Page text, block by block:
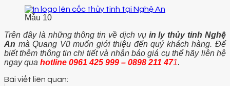
Mẫu 10
Trên đây là những thông tin về dịch vụ in ly thủy tinh Nghệ
An mà Quang Vũ muốn giới thiệu đến quý khách hàng. Để
biết thêm thông tin chi tiết và nhận báo giá cụ thể hãy liên hệ
ngay qua hotline 0961 425 999 – 0898 211 471.
Bài viết liên quan: